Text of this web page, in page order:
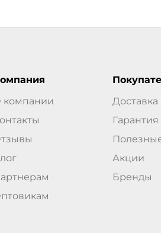
компании
Доставка
Акции
Бренды